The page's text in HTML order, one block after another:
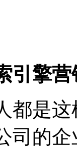
引擎营
都是
司的